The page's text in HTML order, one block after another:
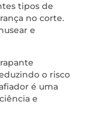
tipos de
no corte.
e
o risco
é uma
e